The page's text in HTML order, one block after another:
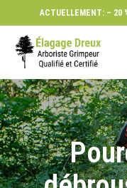
ACTUELLEMENT: – 20